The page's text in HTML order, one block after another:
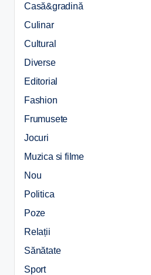
Casă&gradină
Culinar
Cultural
Diverse
Editorial
Fashion
Frumusete
Jocuri
Muzica si filme
Nou
Politica
Poze
Relații
Sănătate
Sport